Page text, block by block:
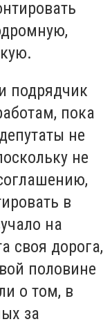
подрядчик
пока
не
не
в
на
своя дорога,
половине
о том, в
за